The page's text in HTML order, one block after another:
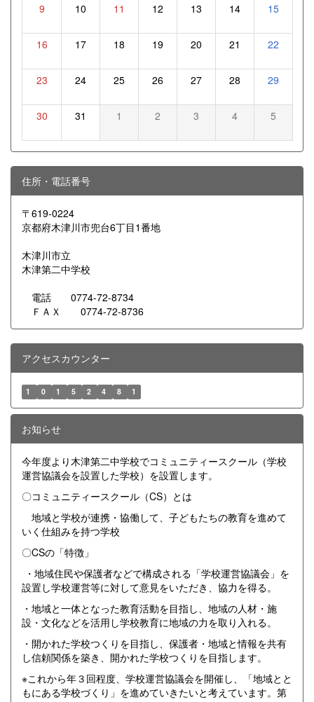
9 10 11 12 13 14 15
16 17 18 19 20 21 22
23 24 25 26 27 28 29
30 31 1 2 3 4 5
住所・電話番号
〒619-0224
京都府木津川市兜台6丁目1番地
木津川市立
木津第二中学校
電話 0774-72-8734
ＦＡＸ 0774-72-8736
アクセスカウンター
1 0 1 5 2 4 8 1
お知らせ
今年度より木津第二中学校でコミュニティースクール（学校
運営協議会を設置した学校）を設置します。
〇コミュニティースクール（CS）とは
地域と学校が連携・協働して、子どもたちの教育を進めて
いく仕組みを持つ学校
〇CSの「特徴」
・地域住民や保護者などで構成される「学校運営協議会」を
設置し学校運営等に対して意見をいただき、協力を得る。
・地域と一体となった教育活動を目指し、地域の人材・施
設・文化などを活用し学校教育に地域の力を取り入れる。
・開かれた学校つくりを目指し、保護者・地域と情報を共有
し信頼関係を築き、開かれた学校つくりを目指します。
※これから年３回程度、学校運営協議会を開催し、「地域とと
もにある学校づくり」を進めていきたいと考えています。第